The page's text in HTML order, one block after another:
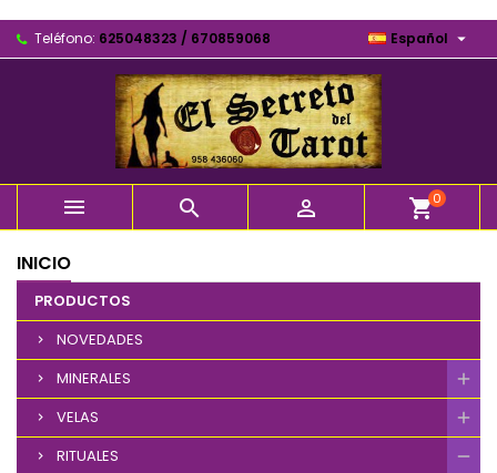
Teléfono: 625048323 / 670859068 Español 
   shopping_cart0
INICIO
PRODUCTOS
NOVEDADES
MINERALES
VELAS
RITUALES